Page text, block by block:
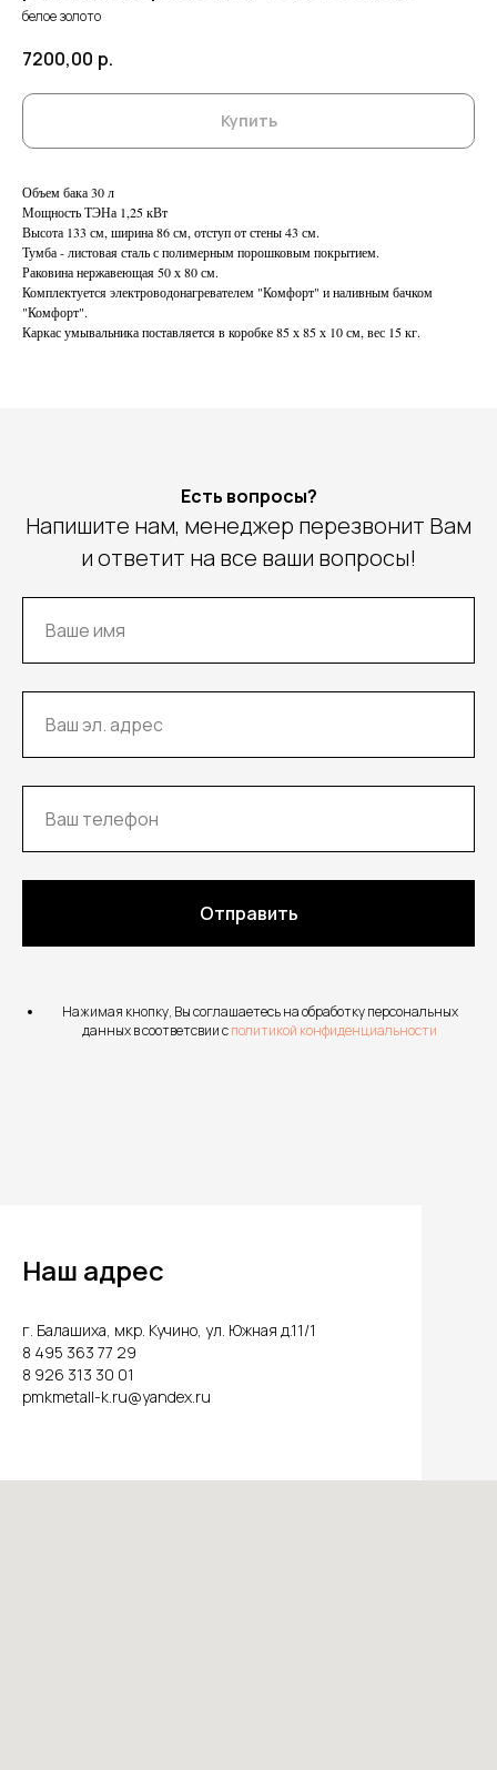
белое золото
7200,00 р.
Купить
Объем бака 30 л
Мощность ТЭНа 1,25 кВт
Высота 133 см, ширина 86 см, отступ от стены 43 см.
Тумба - листовая сталь с полимерным порошковым покрытием.
Раковина нержавеющая 50 х 80 см.
Комплектуется электроводонагревателем "Комфорт" и наливным бачком
"Комфорт".
Каркас умывальника поставляется в коробке 85 х 85 х 10 см, вес 15 кг.
Есть вопросы?
Напишите нам, менеджер перезвонит Вам
и ответит на все ваши вопросы!
Отправить
Нажимая кнопку, Вы соглашаетесь на обработку персональных
данных в соответсвии сполитикой конфиденциальности
Наш адрес
г. Балашиха, мкр. Кучино, ул. Южная д.11/1
8 495 363 77 29
8 926 313 30 01
pmkmetall-k.ru@yandex.ru